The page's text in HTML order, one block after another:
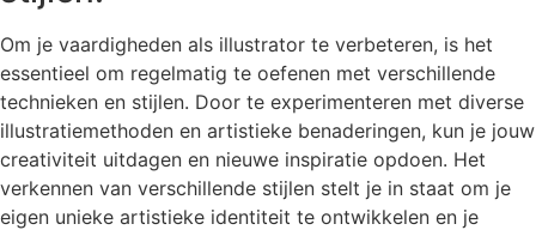
Om je vaardigheden als illustrator te verbeteren, is het
essentieel om regelmatig te oefenen met verschillende
technieken en stijlen. Door te experimenteren met diverse
illustratiemethoden en artistieke benaderingen, kun je jouw
creativiteit uitdagen en nieuwe inspiratie opdoen. Het
verkennen van verschillende stijlen stelt je in staat om je
eigen unieke artistieke identiteit te ontwikkelen en je